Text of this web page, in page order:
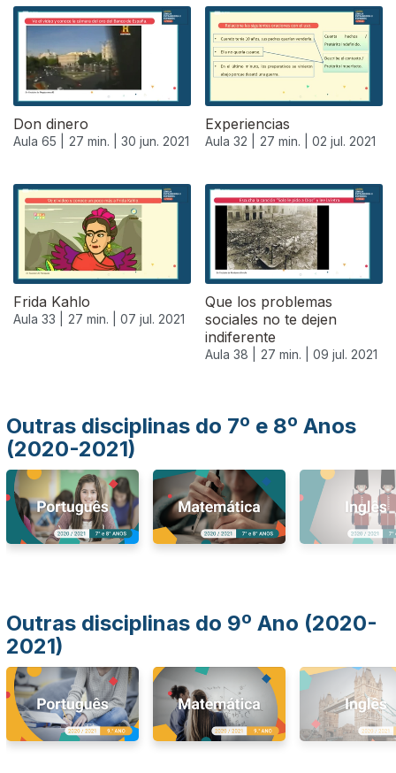
Don dinero
Aula 65 | 27 min. | 30 jun. 2021
Experiencias
Aula 32 | 27 min. | 02 jul. 2021
Frida Kahlo
Aula 33 | 27 min. | 07 jul. 2021
Que los problemas
sociales no te dejen
indiferente
Aula 38 | 27 min. | 09 jul. 2021
556642
Outras disciplinas do 7º e 8º Anos
(2020-2021)
Outras disciplinas do 9º Ano (2020-
2021)